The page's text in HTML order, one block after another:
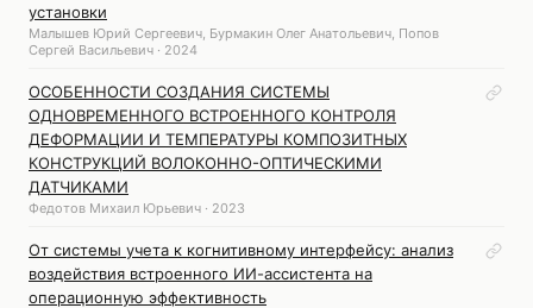
установки
Малышев Юрий Сергеевич, Бурмакин Олег Анатольевич, Попов
Сергей Васильевич · 2024
ОСОБЕННОСТИ СОЗДАНИЯ СИСТЕМЫ
ОДНОВРЕМЕННОГО ВСТРОЕННОГО КОНТРОЛЯ
ДЕФОРМАЦИИ И ТЕМПЕРАТУРЫ КОМПОЗИТНЫХ
КОНСТРУКЦИЙ ВОЛОКОННО-ОПТИЧЕСКИМИ
ДАТЧИКАМИ
Федотов Михаил Юрьевич · 2023
От системы учета к когнитивному интерфейсу: анализ
воздействия встроенного ИИ-ассистента на
операционную эффективность